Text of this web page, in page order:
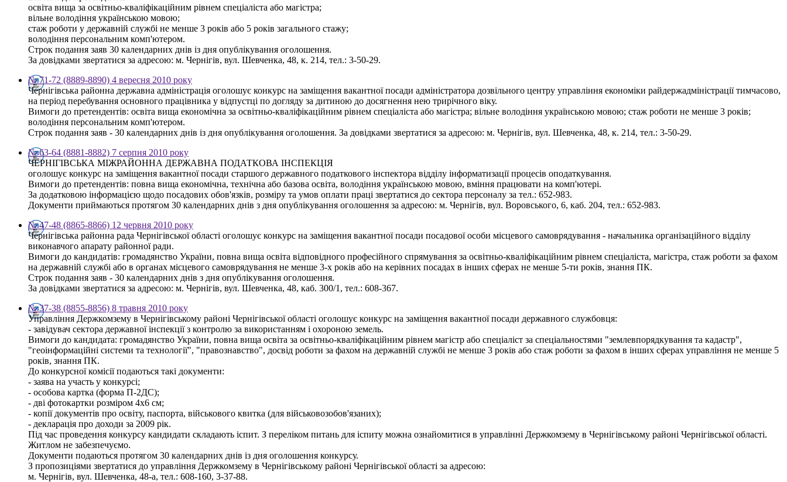
освіта вища за освітньо-кваліфікаційним рівнем спеціаліста або магістра;
вільне володіння українською мовою;
стаж роботи у державній службі не менше 3 років або 5 років загального стажу;
володіння персональним комп'ютером.
Строк подання заяв 30 календарних днів із дня опублікування оголошення.
За довідками звертатися за адресою: м. Чернігів, вул. Шевченка, 48, к. 214, тел.: 3-50-29.
№ 71-72 (8889-8890) 4 вересня 2010 року
Чернігівська районна державна адміністрація оголошує конкурс на заміщення вакантної посади адміністратора дозвільного центру управління економіки райдержадміністрації тимчасово,
на період перебування основного працівника у відпустці по догляду за дитиною до досягнення нею трирічного віку.
Вимоги до претендентів: освіта вища економічна за освітньо-кваліфікаційним рівнем спеціаліста або магістра; вільне володіння українською мовою; стаж роботи не менше 3 років;
володіння персональним комп'ютером.
Строк подання заяв - 30 календарних днів із дня опублікування оголошення. За довідками звертатися за адресою: м. Чернігів, вул. Шевченка, 48, к. 214, тел.: 3-50-29.
№ 63-64 (8881-8882) 7 серпня 2010 року
ЧЕРНІГІВСЬКА МІЖРАЙОННА ДЕРЖАВНА ПОДАТКОВА ІНСПЕКЦІЯ
оголошує конкурс на заміщення вакантної посади старшого державного податкового інспектора відділу інформатизації процесів оподаткування.
Вимоги до претендентів: повна вища економічна, технічна або базова освіта, володіння українською мовою, вміння працювати на комп'ютері.
За додатковою інформацією щодо посадових обов'язків, розміру та умов оплати праці звертатися до сектора персоналу за тел.: 652-983.
Документи приймаються протягом 30 календарних днів з дня опублікування оголошення за адресою: м. Чернігів, вул. Воровського, 6, каб. 204, тел.: 652-983.
№ 47-48 (8865-8866) 12 червня 2010 року
Чернігівська районна рада Чернігівської області оголошує конкурс на заміщення вакантної посади посадової особи місцевого самоврядування - начальника організаційного відділу
виконавчого апарату районної ради.
Вимоги до кандидатів: громадянство України, повна вища освіта відповідного професійного спрямування за освітньо-кваліфікаційним рівнем спеціаліста, магістра, стаж роботи за фахом
на державній службі або в органах місцевого самоврядування не менше 3-х років або на керівних посадах в інших сферах не менше 5-ти років, знання ПК.
Строк подання заяв - 30 календарних днів з дня опублікування оголошення.
За довідками звертатися за адресою: м. Чернігів, вул. Шевченка, 48, каб. 300/1, тел.: 608-367.
№ 37-38 (8855-8856) 8 травня 2010 року
Управління Держкомзему в Чернігівському районі Чернігівської області оголошує конкурс на заміщення вакантної посади державного службовця:
- завідувач сектора державної інспекції з контролю за використанням і охороною земель.
Вимоги до кандидата: громадянство України, повна вища освіта за освітньо-кваліфікаційним рівнем магістр або спеціаліст за спеціальностями "землевпорядкування та кадастр",
"геоінформаційні системи та технології", "правознавство", досвід роботи за фахом на державній службі не менше 3 років або стаж роботи за фахом в інших сферах управління не менше 5
років, знання ПК.
До конкурсної комісії подаються такі документи:
- заява на участь у конкурсі;
- особова картка (форма П-2ДС);
- дві фотокартки розміром 4х6 см;
- копії документів про освіту, паспорта, військового квитка (для військовозобов'язаних);
- декларація про доходи за 2009 рік.
Під час проведення конкурсу кандидати складають іспит. З переліком питань для іспиту можна ознайомитися в управлінні Держкомзему в Чернігівському районі Чернігівської області.
Житлом не забезпечуємо.
Документи подаються протягом 30 календарних днів із дня оголошення конкурсу.
З пропозиціями звертатися до управління Держкомзему в Чернігівському районі Чернігівської області за адресою:
м. Чернігів, вул. Шевченка, 48-а, тел.: 608-160, 3-37-88.